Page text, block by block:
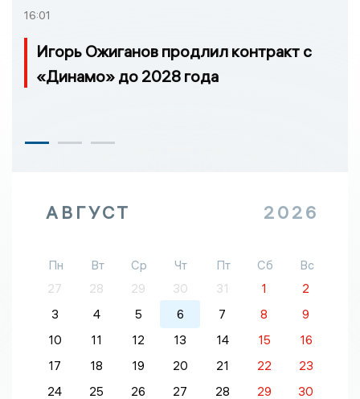
16:01
Игорь Ожиганов продлил контракт с
«Динамо» до 2028 года
АВГУСТ 2026
Пн Вт Ср Чт Пт Сб
Вс
27
28 29 30 31 1
2
3
4 5 6 7 8
9
10
11 12 13 14 15
16
17
18 19 20 21 22
23
24
25 26 27 28 29 30